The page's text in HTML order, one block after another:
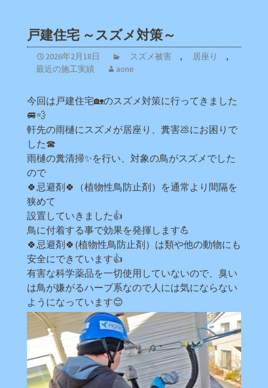
戸建住宅 ～スズメ対策～
2026年2月18日 スズメ被害 , 居座り ,
最近の施工実績
aone
今回は戸建住宅🏡のスズメ対策に行ってきました
🚐💨
軒先の雨樋にスズメが居座り、糞害💩にお困りで
した☎
雨樋の糞清掃✨を行い、対象の鳥がスズメでした
ので
🍀忌避剤🍀（植物性鳥防止剤）を通常より間隔を
狭めて
設置していきました👍
鳥に付着する事で効果を発揮します💪
🍀忌避剤🍀(植物性鳥防止剤）は類や他の動物にも
安全にできています👍
有害な科学薬品を一切使用していないので、臭い
は鳥が嫌がるハーブ系なので人には気にならない
ようになっています😊